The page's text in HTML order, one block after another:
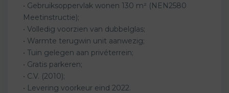
• Gebruiksoppervlak wonen 130 m² (NEN2580
Meetinstructie);
• Volledig voorzien van dubbelglas;
• Warmte terugwin unit aanwezig;
• Tuin gelegen aan privéterrein;
• Gratis parkeren;
• C.V. (2010);
• Levering voorkeur eind 2022.